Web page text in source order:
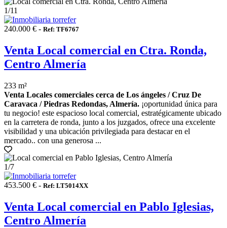
1/11
240.000 € - Ref: TF6767
Venta Local comercial en Ctra. Ronda,
Centro Almería
233 m²
Venta Locales comerciales cerca de Los ángeles / Cruz De
Caravaca / Piedras Redondas, Almería. ¡oportunidad única para
tu negocio! este espacioso local comercial, estratégicamente ubicado
en la carretera de ronda, junto a los juzgados, ofrece una excelente
visibilidad y una ubicación privilegiada para destacar en el
mercado.. con una generosa ...
1/7
453.500 € - Ref: LT5014XX
Venta Local comercial en Pablo Iglesias,
Centro Almería